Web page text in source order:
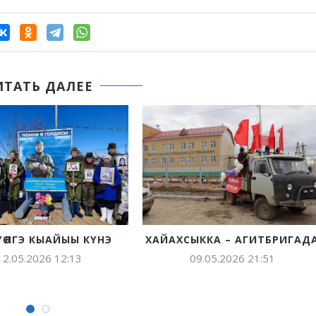
ДАЛЕЕ
МИН НЭҺИЛИЭГИМ АҔА
ДОЙДУ УЛУУ СЭРИИТИН
ХОС ЭҺЭМ
БААР